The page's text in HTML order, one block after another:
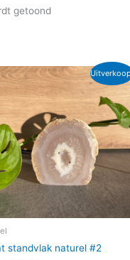
getoond
standvlak naturel #2
Oorspronkelijke
prijs
was:
Huidige
prijs
€ 8,00.